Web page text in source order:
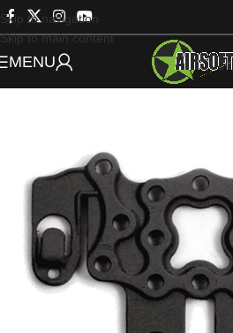
Skip to navigation
Skip to main content
MENU